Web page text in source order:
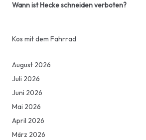
Wann ist Hecke schneiden verboten?
Kos mit dem Fahrrad
August 2026
Juli 2026
Juni 2026
Mai 2026
April 2026
März 2026